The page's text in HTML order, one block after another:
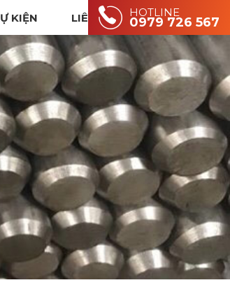
KIỆN LIÊN HỆ HOTLINE
0979 726 567